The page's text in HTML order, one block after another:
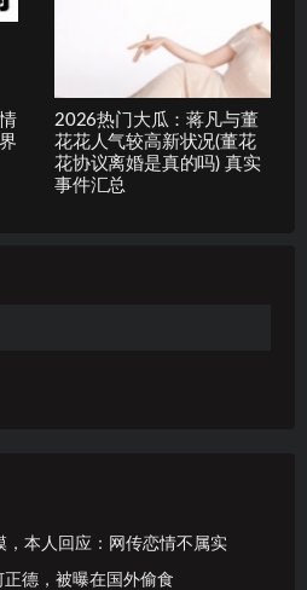
2026热门大瓜：蒋凡与董
花花人气较高新状况(董花
花协议离婚是真的吗) 真实
事件汇总
，本人回应：网传恋情不属实
德，被曝在国外偷食